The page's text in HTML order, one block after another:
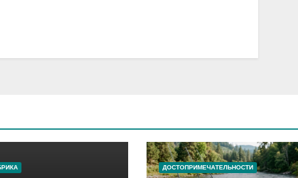
ДОСТОПРИМЕЧАТЕЛЬНОСТИ